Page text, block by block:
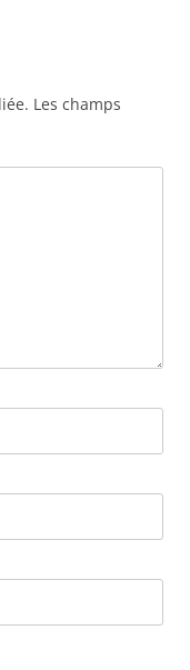
Les champs